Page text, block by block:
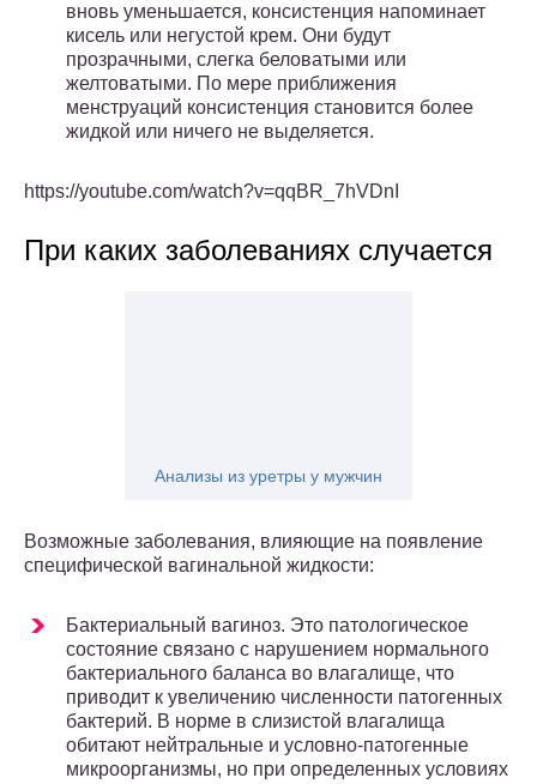
вновь уменьшается, консистенция напоминает
кисель или негустой крем. Они будут
прозрачными, слегка беловатыми или
желтоватыми. По мере приближения
менструаций консистенция становится более
жидкой или ничего не выделяется.
https://youtube.com/watch?v=qqBR_7hVDnI
При каких заболеваниях случается
Анализы из уретры у мужчин
Возможные заболевания, влияющие на появление
специфической вагинальной жидкости:
Бактериальный вагиноз. Это патологическое
состояние связано с нарушением нормального
бактериального баланса во влагалище, что
приводит к увеличению численности патогенных
бактерий. В норме в слизистой влагалища
обитают нейтральные и условно-патогенные
микроорганизмы, но при определенных условиях